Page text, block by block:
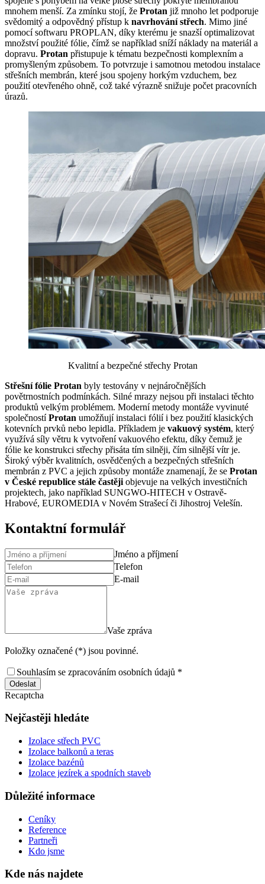
mnohem menší. Za zmínku stojí, že Protan již mnoho let podporuje
svědomitý a odpovědný přístup k navrhování střech. Mimo jiné
pomocí softwaru PROPLAN, díky kterému je snazší optimalizovat
množství použité fólie, čímž se například sníží náklady na materiál a
dopravu. Protan přistupuje k tématu bezpečnosti komplexním a
promyšleným způsobem. To potvrzuje i samotnou metodou instalace
střešních membrán, které jsou spojeny horkým vzduchem, bez
použití otevřeného ohně, což také výrazně snižuje počet pracovních
úrazů.
Kvalitní a bezpečné střechy Protan
Střešní fólie Protan byly testovány v nejnáročnějších
povětrnostních podmínkách. Silné mrazy nejsou při instalaci těchto
produktů velkým problémem. Moderní metody montáže vyvinuté
společnostíProtan umožňují instalaci fólií i bez použití klasických
kotevních prvků nebo lepidla. Příkladem je vakuový systém, který
využívá síly větru k vytvoření vakuového efektu, díky čemuž je
fólie ke konstrukci střechy přisáta tím silněji, čím silnější vítr je.
Široký výběr kvalitních, osvědčených a bezpečných střešních
membrán z PVC a jejich způsoby montáže znamenají, že se Protan
v České republice stále častěji objevuje na velkých investičních
projektech, jako například SUNGWO-HITECH v Ostravě-
Hrabové, EUROMEDIA v Novém Strašecí či Jihostroj Velešín.
Kontaktní formulář
Jméno a příjmení
Telefon
E-mail
Vaše zpráva
Položky označené (*) jsou povinné.
Souhlasím se zpracováním osobních údajů *
Odeslat
Recaptcha
Nejčastěji hledáte
Izolace střech PVC
Izolace balkonů a teras
Izolace bazénů
Izolace jezírek a spodních staveb
Důležité informace
Ceníky
Reference
Partneři
Kdo jsme
Kde nás najdete